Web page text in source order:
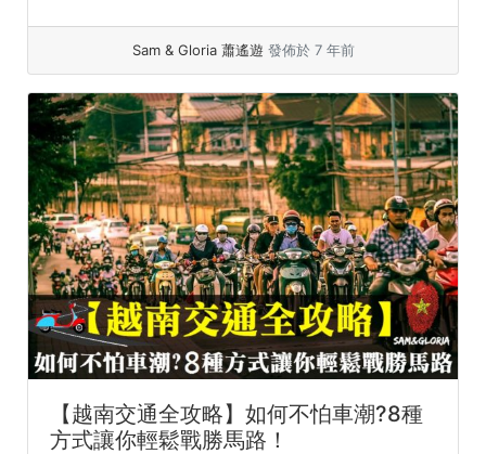
Sam & Gloria 蕭遙遊 發佈於 7 年前
【越南交通全攻略】如何不怕車潮?8種
方式讓你輕鬆戰勝馬路！